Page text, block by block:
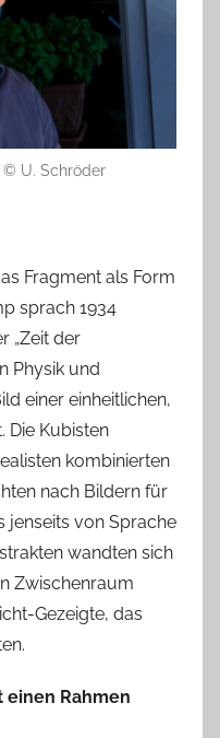
© U. Schröder
Fragment als Form
sprach 1934
„Zeit der
Physik und
einer einheitlichen,
Die Kubisten
kombinierten
nach Bildern für
jenseits von Sprache
wandten sich
Zwischenraum
Gezeigte, das
einen Rahmen